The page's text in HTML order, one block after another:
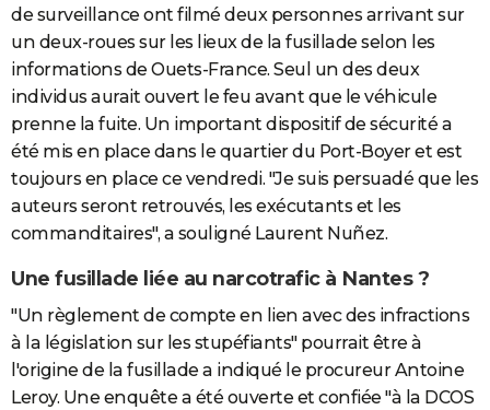
de surveillance ont filmé deux personnes arrivant sur
un deux-roues sur les lieux de la fusillade selon les
informations de Ouets-France. Seul un des deux
individus aurait ouvert le feu avant que le véhicule
prenne la fuite. Un important dispositif de sécurité a
été mis en place dans le quartier du Port-Boyer et est
toujours en place ce vendredi. "Je suis persuadé que les
auteurs seront retrouvés, les exécutants et les
commanditaires", a souligné Laurent Nuñez.
Une fusillade liée au narcotrafic à Nantes ?
"Un règlement de compte en lien avec des infractions
à la législation sur les stupéfiants" pourrait être à
l'origine de la fusillade a indiqué le procureur Antoine
Leroy. Une enquête a été ouverte et confiée "à la DCOS